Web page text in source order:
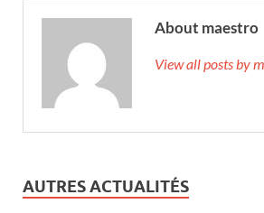
About maestro
View all posts by
AUTRES ACTUALITÉS